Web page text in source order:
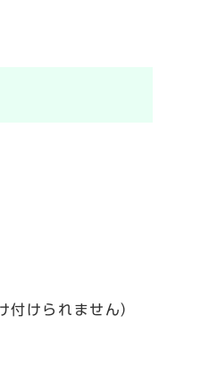
けられません）